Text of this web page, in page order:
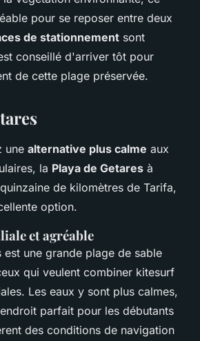
pour se reposer entre deux
de stationnement sont
conseillé d'arriver tôt pour
de cette plage préservée.
une alternative plus calme aux
la Playa de Getares à
de kilomètres de Tarifa,
option.
et agréable
est une grande plage de sable
qui veulent combiner kitesurf
Les eaux y sont plus calmes,
parfait pour les débutants
des conditions de navigation